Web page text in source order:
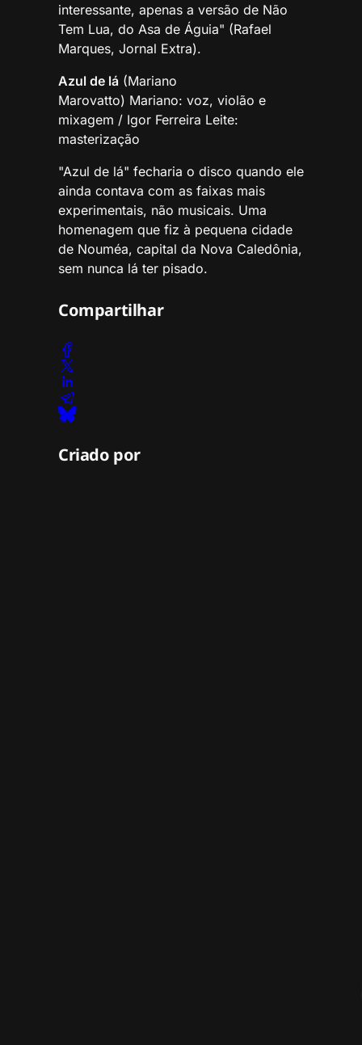
interessante, apenas a versão de Não
Tem Lua, do Asa de Águia" (Rafael
Marques, Jornal Extra).
Azul de lá (Mariano
Marovatto) Mariano: voz, violão e
mixagem / Igor Ferreira Leite:
masterização
​"Azul de lá" fecharia o disco quando ele
ainda contava com as faixas mais
experimentais, não musicais. Uma
homenagem que fiz à pequena cidade
de Nouméa, capital da Nova Caledônia,
sem nunca lá ter pisado.
Compartilhar
Criado por